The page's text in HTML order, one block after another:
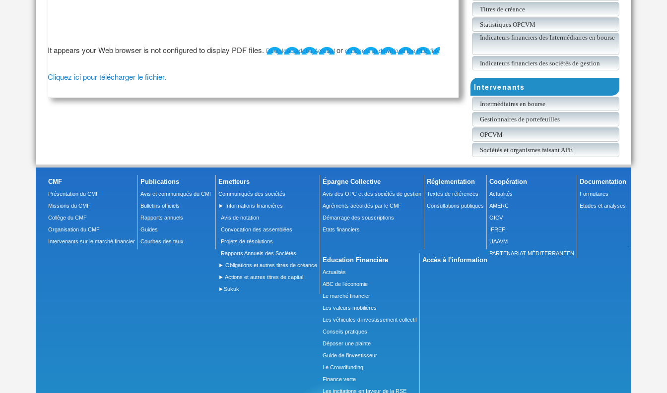
It appears your Web browser is not configured to display PDF files. Download adobe Acrobator click here to download the PDF file.
Cliquez ici pour télécharger le fichier.
Titres de créance
Statistiques OPCVM
Indicateurs financiers des Intermédiaires en bourse
Indicateurs financiers des sociétés de gestion
Intervenants
Intermédiaires en bourse
Gestionnaires de portefeuilles
OPCVM
Sociétés et organismes faisant APE
CMF
Présentation du CMF
Missions du CMF
Collège du CMF
Organisation du CMF
Intervenants sur le marché financier
Publications
Avis et communiqués du CMF
Bulletins officiels
Rapports annuels
Guides
Courbes des taux
Emetteurs
Communiqués des sociétés
► Informations financières
Avis de notation
Convocation des assemblées
Projets de résolutions
Rapports Annuels des Sociétés
► Obligations et autres titres de créance
► Actions et autres titres de capital
►Sukuk
Épargne Collective
Avis des OPC et des sociétés de gestion
Agréments accordés par le CMF
Démarrage des souscriptions
Etats financiers
Réglementation
Textes de références
Consultations publiques
Coopération
Actualités
AMERC
OICV
IFREFI
UAAVM
PARTENARIAT MÉDITERRANÉEN
Documentation
Formulaires
Etudes et analyses
Education Financière
Actualités
ABC de l’économie
Le marché financier
Les valeurs mobilières
Les véhicules d’investissement collectif
Conseils pratiques
Déposer une plainte
Guide de l’investisseur
Le Crowdfunding
Finance verte
Les incitations en faveur de la RSE
Accès à l'information